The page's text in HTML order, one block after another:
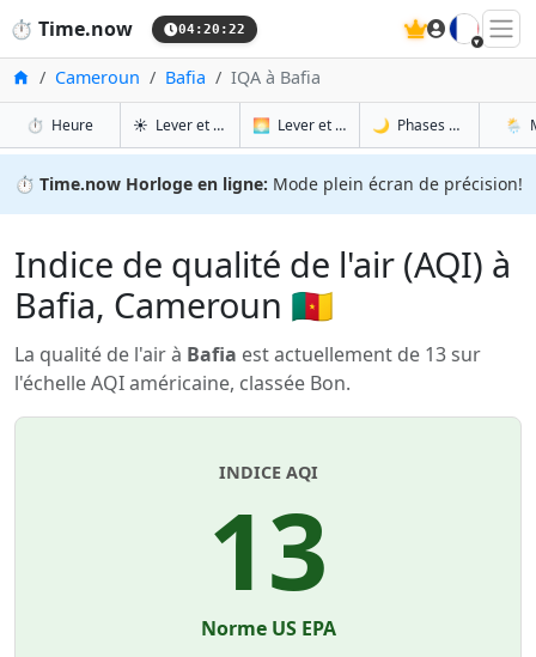
⏱️ Time.now 04:20:23 🇫🇷
Accueil
Cameroun Bafia IQA à Bafia
⏱️ Heureà Bafia☀️ Lever et coucher du soleil à Bafia
🌅 Lever et coucher du soleil demain à
🌙 Phases de la Lune à
🌦️
⏱️ Time.now Horloge en ligne: Mode plein écran de précision!
Indice de qualité de l'air (AQI) à
Bafia, Cameroun 🇨🇲
La qualité de l'air à Bafia est actuellement de 13 sur
l'échelle AQI américaine, classée Bon.
INDICE AQI
13
Norme US EPA